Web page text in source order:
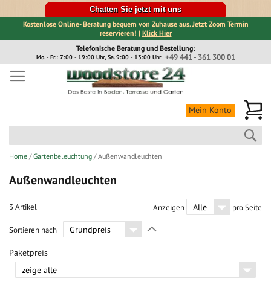
Chatten Sie jetzt mit uns
Kostenlose Online- Beratung bequem von Zuhause aus. Jetzt Zoom Termin
reservieren! | Klick Hier
Inhalt
Telefonische Beratung und Bestellung:
+49 441 - 361 300 01
Mo. - Fr.: 7:00 - 19:00 Uhr, Sa. 9:00 - 13:00 Uhr
Mein Konto
Home Gartenbeleuchtung Außenwandleuchten
Außenwandleuchten
3 Artikel Anzeigen pro Seite
Sortieren nach
festlegen
Paketpreis